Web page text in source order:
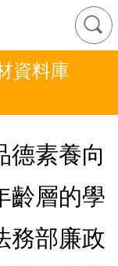
資料庫
德素養向
齡層的學
務部廉政